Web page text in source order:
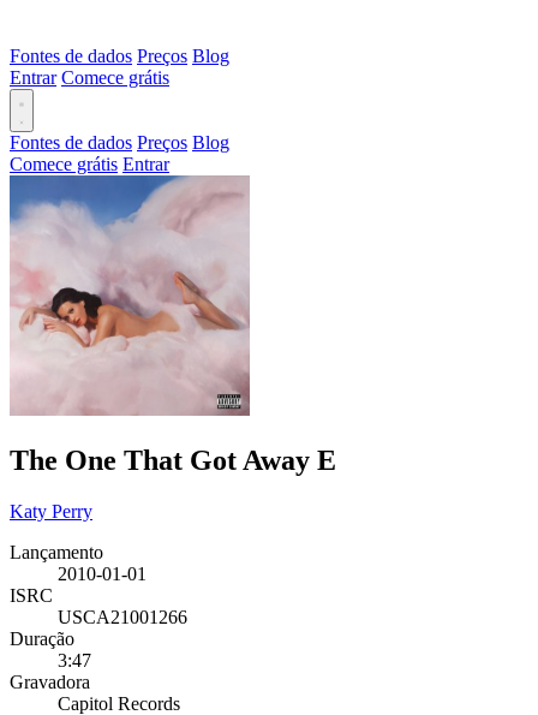
Fontes de dados Preços Blog
Entrar Comece grátis
Fontes de dados Preços Blog
Comece grátis Entrar
The One That Got Away E
Katy Perry
Lançamento
2010-01-01
ISRC
USCA21001266
Duração
3:47
Gravadora
Capitol Records